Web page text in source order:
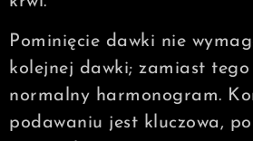
Pominięcie dawki nie
kolejnej dawki; zamiast tego
normalny harmonogram.
podawaniu jest kluczowa,